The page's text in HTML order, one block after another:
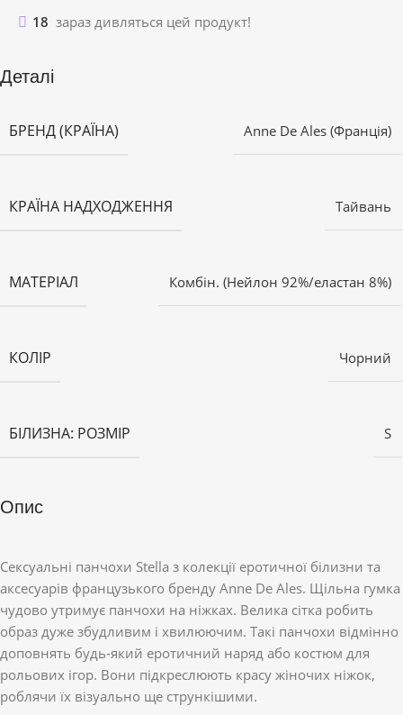
18 зараз дивляться цей продукт!
Деталі
БРЕНД (КРАЇНА) Anne De Ales (Франція)
КРАЇНА НАДХОДЖЕННЯ Тайвань
МАТЕРІАЛ Комбін. (Нейлон 92%/еластан 8%)
КОЛІР Чорний
БІЛИЗНА: РОЗМІР S
Опис
Сексуальні панчохи Stella з колекції еротичної білизни та
аксесуарів французького бренду Anne De Ales. Щільна гумка
чудово утримує панчохи на ніжках. Велика сітка робить
образ дуже збудливим і хвилюючим. Такі панчохи відмінно
доповнять будь-який еротичний наряд або костюм для
рольових ігор. Вони підкреслюють красу жіночих ніжок,
роблячи їх візуально ще стрункішими.